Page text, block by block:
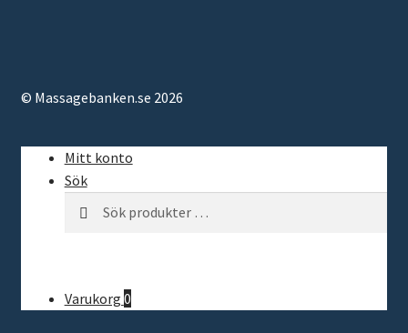
© Massagebanken.se 2026
Mitt konto
Sök
Varukorg 0